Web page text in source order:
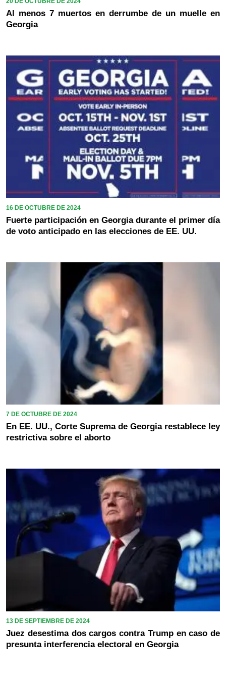
Al menos 7 muertos en derrumbe de un muelle en
Georgia
16 DE OCTUBRE DE 2024
Fuerte participación en Georgia durante el primer día
de voto anticipado en las elecciones de EE. UU.
7 DE OCTUBRE DE 2024
En EE. UU., Corte Suprema de Georgia restablece ley
restrictiva sobre el aborto
13 DE SEPTIEMBRE DE 2024
Juez desestima dos cargos contra Trump en caso de
presunta interferencia electoral en Georgia